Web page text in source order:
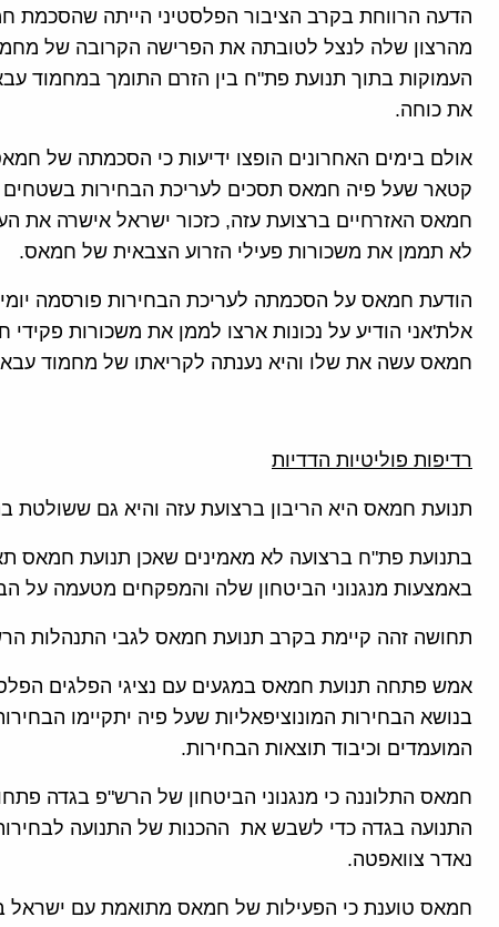
הדעה הרווחת בקרב הציבור הפלסטיני הייתה שהסכמת
מהרצון שלה לנצל לטובתה את הפרישה הקרובה של
העמוקות בתוך תנועת פת"ח בין הזרם התומך במחמוד
את כוחה.
אולם בימים האחרונים הופצו ידיעות כי הסכמתה של
קטאר שעל פיה חמאס תסכים לעריכת הבחירות
חמאס האזרחיים ברצועת עזה, כזכור ישראל אישרה את
לא תממן את משכורות פעילי הזרוע הצבאית של חמאס.
הודעת חמאס על הסכמתה לעריכת הבחירות פורסמה
אלת'אני הודיע על נכונות ארצו לממן את משכורות
חמאס עשה את שלו והיא נענתה לקריאתו של מחמוד
רדיפות פוליטיות הדדיות
תנועת חמאס היא הריבון ברצועת עזה והיא גם ששולטת
בתנועת פת"ח ברצועה לא מאמינים שאכן תנועת חמאס
באמצעות מנגנוני הביטחון שלה והמפקחים מטעמה על
תחושה זהה קיימת בקרב תנועת חמאס לגבי התנהלות
אמש פתחה תנועת חמאס במגעים עם נציגי הפלגים
בנושא הבחירות המונוציפאליות שעל פיה יתקיימו
המועמדים וכיבוד תוצאות הבחירות.
חמאס התלוננה כי מנגנוני הביטחון של הרש"פ בגדה
התנועה בגדה כדי לשבש את ההכנות של התנועה
נאדר צוואפטה.
חמאס טוענת כי הפעילות של חמאס מתואמת עם ישראל